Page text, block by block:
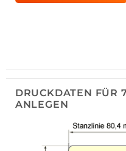
DRUCKDATEN FÜR
ANLEGEN